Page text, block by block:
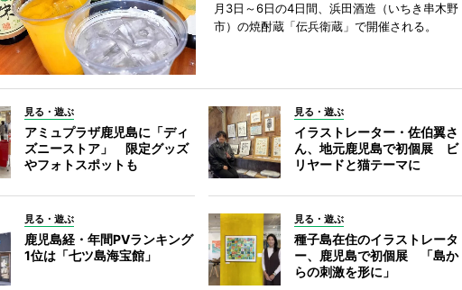
月3日～6日の4日間、浜田酒造（いちき串木野
市）の焼酎蔵「伝兵衛蔵」で開催される。
見る・遊ぶ
アミュプラザ鹿児島に「ディ
ズニーストア」 限定グッズ
やフォトスポットも
見る・遊ぶ
イラストレーター・佐伯翼さ
ん、地元鹿児島で初個展 ビ
リヤードと猫テーマに
見る・遊ぶ
鹿児島経・年間PVランキング
1位は「七ツ島海宝館」
見る・遊ぶ
種子島在住のイラストレータ
ー、鹿児島で初個展 「島か
らの刺激を形に」